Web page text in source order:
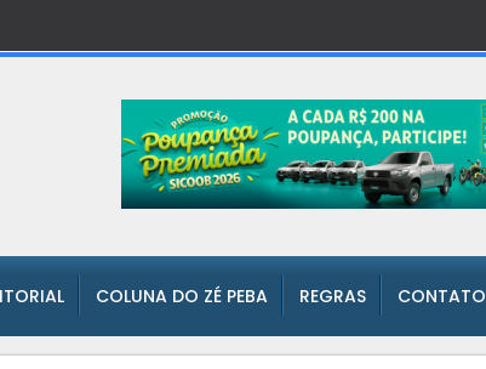
COLUNA DO ZÉ PEBA REGRAS CONTATO